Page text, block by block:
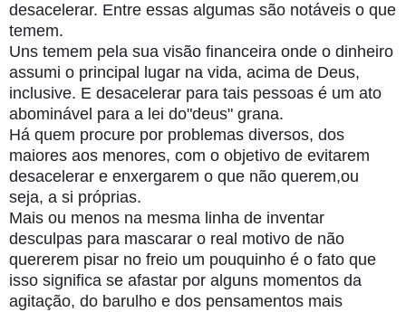
desacelerar. Entre essas algumas são notáveis o que
temem.
Uns temem pela sua visão financeira onde o dinheiro
assumi o principal lugar na vida, acima de Deus,
inclusive. E desacelerar para tais pessoas é um ato
abominável para a lei do"deus" grana.
Há quem procure por problemas diversos, dos
maiores aos menores, com o objetivo de evitarem
desacelerar e enxergarem o que não querem,ou
seja, a si próprias.
Mais ou menos na mesma linha de inventar
desculpas para mascarar o real motivo de não
quererem pisar no freio um pouquinho é o fato que
isso significa se afastar por alguns momentos da
agitação, do barulho e dos pensamentos mais